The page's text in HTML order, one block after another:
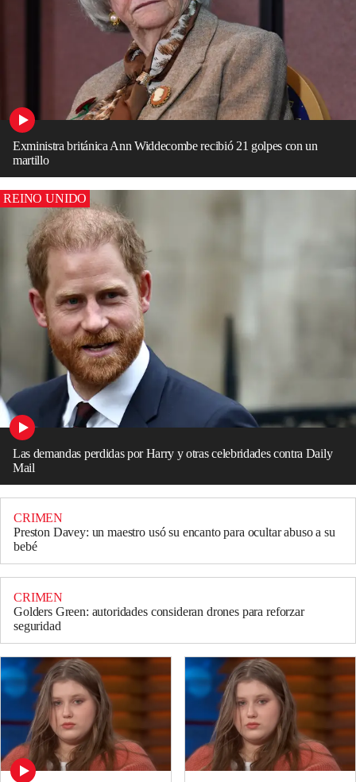
Exministra británica Ann Widdecombe recibió 21 golpes con un
martillo
REINO UNIDO
Las demandas perdidas por Harry y otras celebridades contra Daily
Mail
CRIMEN
Preston Davey: un maestro usó su encanto para ocultar abuso a su
bebé
CRIMEN
Golders Green: autoridades consideran drones para reforzar
seguridad